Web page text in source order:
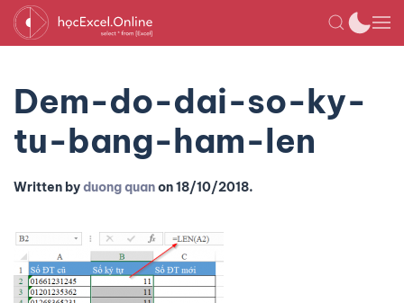
Dem-do-dai-so-ky-
tu-bang-ham-len
Written byduong quanon18/10/2018.